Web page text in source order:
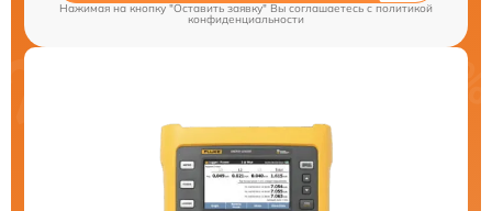
Нажимая на кнопку "Оставить заявку" Вы соглашаетесь cполитикой
конфиденциальности